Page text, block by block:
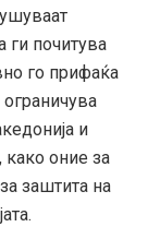
ги почитува
го прифаќа
ограничува
и
оние за
заштита на